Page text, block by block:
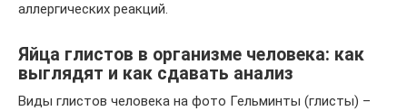
аллергических реакций.
Яйца глистов в организме человека: как
выглядят и как сдавать анализ
Виды глистов человека на фото Гельминты (глисты) –